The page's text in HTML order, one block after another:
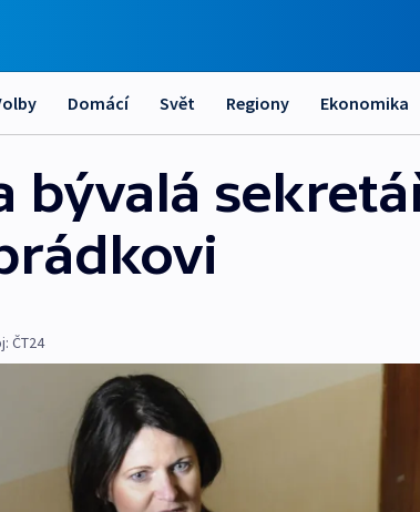
Domácí Svět Regiony Ekonomika
bývalá
ČT24